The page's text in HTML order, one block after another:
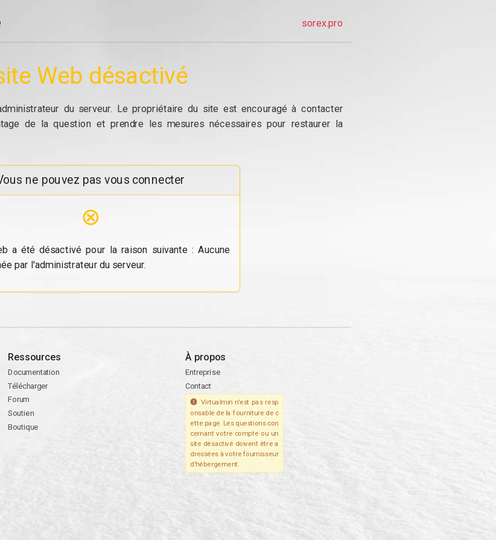
sorex.pro
Web désactivé
du serveur. Le propriétaire du site est encouragé à contacter
de la question et prendre les mesures nécessaires pour restaurer la
ne pouvez pas vous connecter
⊗
a été désactivé pour la raison suivante : Aucune
par l'administrateur du serveur.
Ressources
Documentation
Télécharger
Forum
Soutien
Boutique
À propos
Entreprise
Contact
Virtualmin n'est pas resp
onsable de la fourniture de c
ette page. Les questions con
cernant votre compte ou un
site désactivé doivent être a
dressées à votre fournisseur
d'hébergement.